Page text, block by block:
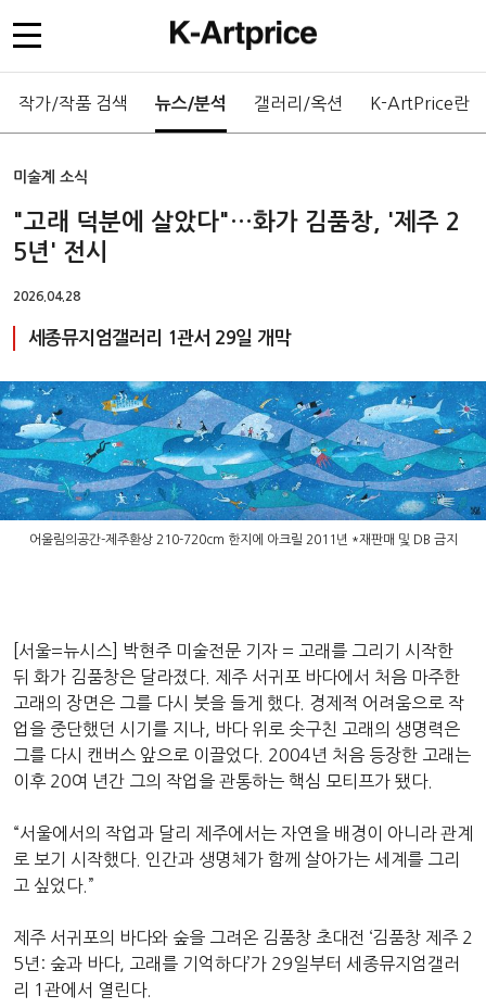
작가/작품 검색 뉴스/분석 갤러리/옥션 K-ArtPrice란
미술계 소식
"고래 덕분에 살았다"…화가 김품창, '제주 2
5년' 전시
2026.04.28
세종뮤지엄갤러리 1관서 29일 개막
어울림의공간-제주환상 210-720cm 한지에 아크릴 2011년 *재판매 및 DB 금지
[서울=뉴시스] 박현주 미술전문 기자 = 고래를 그리기 시작한
뒤 화가 김품창은 달라졌다. 제주 서귀포 바다에서 처음 마주한
고래의 장면은 그를 다시 붓을 들게 했다. 경제적 어려움으로 작
업을 중단했던 시기를 지나, 바다 위로 솟구친 고래의 생명력은
그를 다시 캔버스 앞으로 이끌었다. 2004년 처음 등장한 고래는
이후 20여 년간 그의 작업을 관통하는 핵심 모티프가 됐다.
“서울에서의 작업과 달리 제주에서는 자연을 배경이 아니라 관계
로 보기 시작했다. 인간과 생명체가 함께 살아가는 세계를 그리
고 싶었다.”
제주 서귀포의 바다와 숲을 그려온 김품창 초대전 ‘김품창 제주 2
5년: 숲과 바다, 고래를 기억하다’가 29일부터 세종뮤지엄갤러
리 1관에서 열린다.